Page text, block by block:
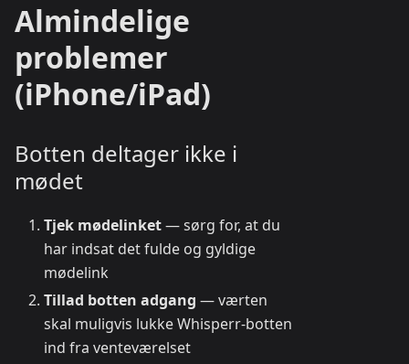
Almindelige
problemer
(iPhone/iPad)
Botten deltager ikke i
mødet
Tjek mødelinket— sørg for, at du
har indsat det fulde og gyldige
mødelink
Tillad botten adgang — værten
skal muligvis lukke Whisperr-botten
ind fra venteværelset